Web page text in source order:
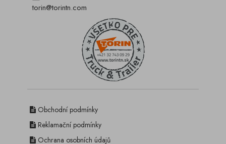
torin@torintn.com
Obchodní podmínky
Reklamační podmínky
Ochrana osobních údajů